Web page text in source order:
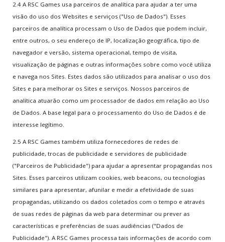
2.4 A RSC Games usa parceiros de analítica para ajudar a ter uma
visão do uso dos Websites e serviços ("Uso de Dados"). Esses
parceiros de analítica processam o Uso de Dados que podem incluir,
entre outros, o seu endereço de IP, localização geográfica, tipo de
navegador e versão, sistema operacional, tempo de visita,
visualização de páginas e outras informações sobre como você utiliza
e navega nos Sites. Estes dados são utilizados para analisar o uso dos
Sites e para melhorar os Sites e serviços. Nossos parceiros de
analítica atuarão como um processador de dados em relação ao Uso
de Dados. A base legal para o processamento do Uso de Dados é de
interesse legítimo.
2.5 A RSC Games também utiliza fornecedores de redes de
publicidade, trocas de publicidade e servidores de publicidade
("Parceiros de Publicidade") para ajudar a apresentar propagandas nos
Sites. Esses parceiros utilizam cookies, web beacons, ou tecnologias
similares para apresentar, afunilar e medir a efetividade de suas
propagandas, utilizando os dados coletados com o tempo e através
de suas redes de páginas da web para determinar ou prever as
características e preferências de suas audiências ("Dados de
Publicidade"). A RSC Games processa tais informações de acordo com